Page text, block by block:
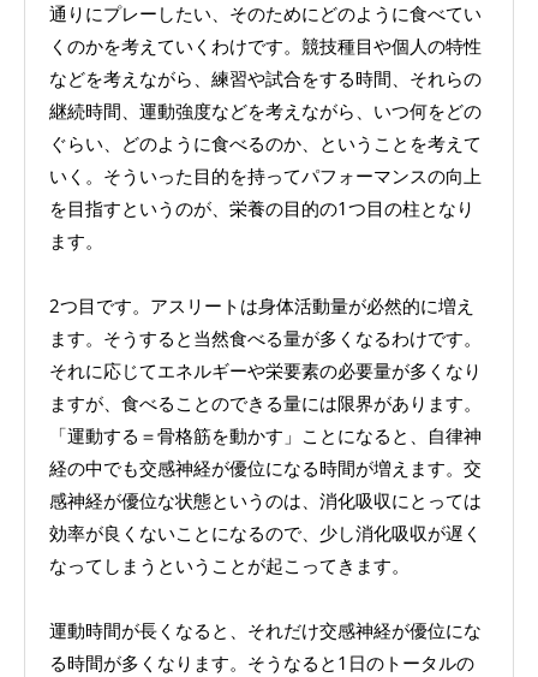
通りにプレーしたい、そのためにどのように食べてい
くのかを考えていくわけです。競技種目や個人の特性
などを考えながら、練習や試合をする時間、それらの
継続時間、運動強度などを考えながら、いつ何をどの
ぐらい、どのように食べるのか、ということを考えて
いく。そういった目的を持ってパフォーマンスの向上
を目指すというのが、栄養の目的の1つ目の柱となり
ます。
2つ目です。アスリートは身体活動量が必然的に増え
ます。そうすると当然食べる量が多くなるわけです。
それに応じてエネルギーや栄要素の必要量が多くなり
ますが、食べることのできる量には限界があります。
「運動する＝骨格筋を動かす」ことになると、自律神
経の中でも交感神経が優位になる時間が増えます。交
感神経が優位な状態というのは、消化吸収にとっては
効率が良くないことになるので、少し消化吸収が遅く
なってしまうということが起こってきます。
運動時間が長くなると、それだけ交感神経が優位にな
る時間が多くなります。そうなると1日のトータルの